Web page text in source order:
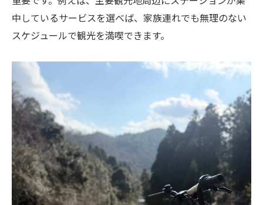
中しているサービスを選べば、家族連れでも無理のない
スケジュールで観光を満喫できます。